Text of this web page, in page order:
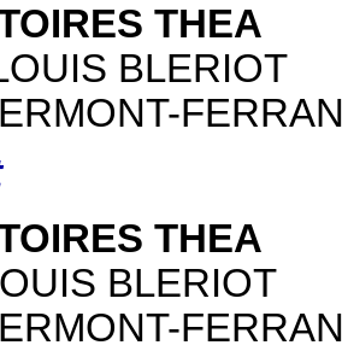
THEA
BLERIOT
THEA
BLERIOT